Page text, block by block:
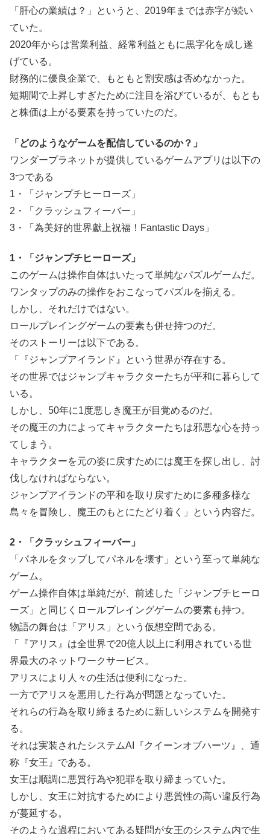
「肝心の業績は？」というと、2019年までは赤字が続い
ていた。
2020年からは営業利益、経常利益ともに黒字化を成し遂
げている。
財務的に優良企業で、もともと割安感は否めなかった。
短期間で上昇しすぎたために注目を浴びているが、もとも
と株価は上がる要素を持っていたのだ。
「どのようなゲームを配信しているのか？」
ワンダープラネットが提供しているゲームアプリは以下の
3つである
1・「ジャンプチヒーローズ」
2・「クラッシュフィーバー」
3・「為美好的世界獻上祝福！Fantastic Days」
1・「ジャンプチヒーローズ」
このゲームは操作自体はいたって単純なパズルゲームだ。
ワンタップのみの操作をおこなってパズルを揃える。
しかし、それだけではない。
ロールプレイングゲームの要素も併せ持つのだ。
そのストーリーは以下である。
「『ジャンプアイランド』という世界が存在する。
その世界ではジャンプキャラクターたちが平和に暮らして
いる。
しかし、50年に1度悪しき魔王が目覚めるのだ。
その魔王の力によってキャラクターたちは邪悪な心を持っ
てしまう。
キャラクターを元の姿に戻すためには魔王を探し出し、討
伐しなければならない。
ジャンプアイランドの平和を取り戻すために多種多様な
島々を冒険し、魔王のもとにたどり着く」という内容だ。
2・「クラッシュフィーバー」
「パネルをタップしてパネルを壊す」という至って単純な
ゲーム。
ゲーム操作自体は単純だが、前述した「ジャンプチヒーロ
ーズ」と同じくロールプレイングゲームの要素も持つ。
物語の舞台は「アリス」という仮想空間である。
「『アリス』は全世界で20億人以上に利用されている世
界最大のネットワークサービス。
アリスにより人々の生活は便利になった。
一方でアリスを悪用した行為が問題となっていた。
それらの行為を取り締まるために新しいシステムを開発す
る。
それは実装されたシステムAI『クイーンオブハーツ』、通
称『女王』である。
女王は順調に悪質行為や犯罪を取り締まっていた。
しかし、女王に対抗するためにより悪質性の高い違反行為
が蔓延する。
そのような過程においてある疑問が女王のシステム内で生